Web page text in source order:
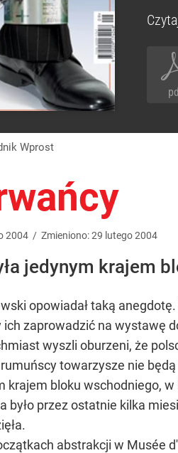
Wprost
2004 / Zmieniono:29 lutego2004
jedynym krajem
opowiadał taką
ich zaprowadzić na wystawę
wyszli oburzeni, że
towarzysze nie
krajem bloku wschodniego,
było przez ostatnie kilka
abstrakcji w Musée